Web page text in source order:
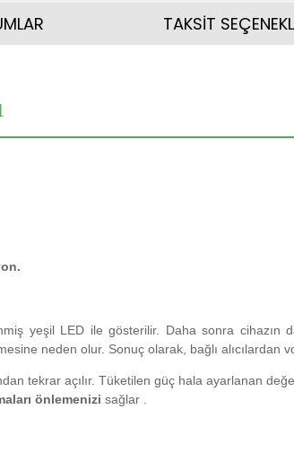
yeşil LED ile gösterilir. Daha sonra cihazın
neden olur. Sonuç olarak, bağlı alıcılardan
tekrar açılır. Tüketilen güç hala ayarlanan
önlemenizi sağlar .
TAKSİT